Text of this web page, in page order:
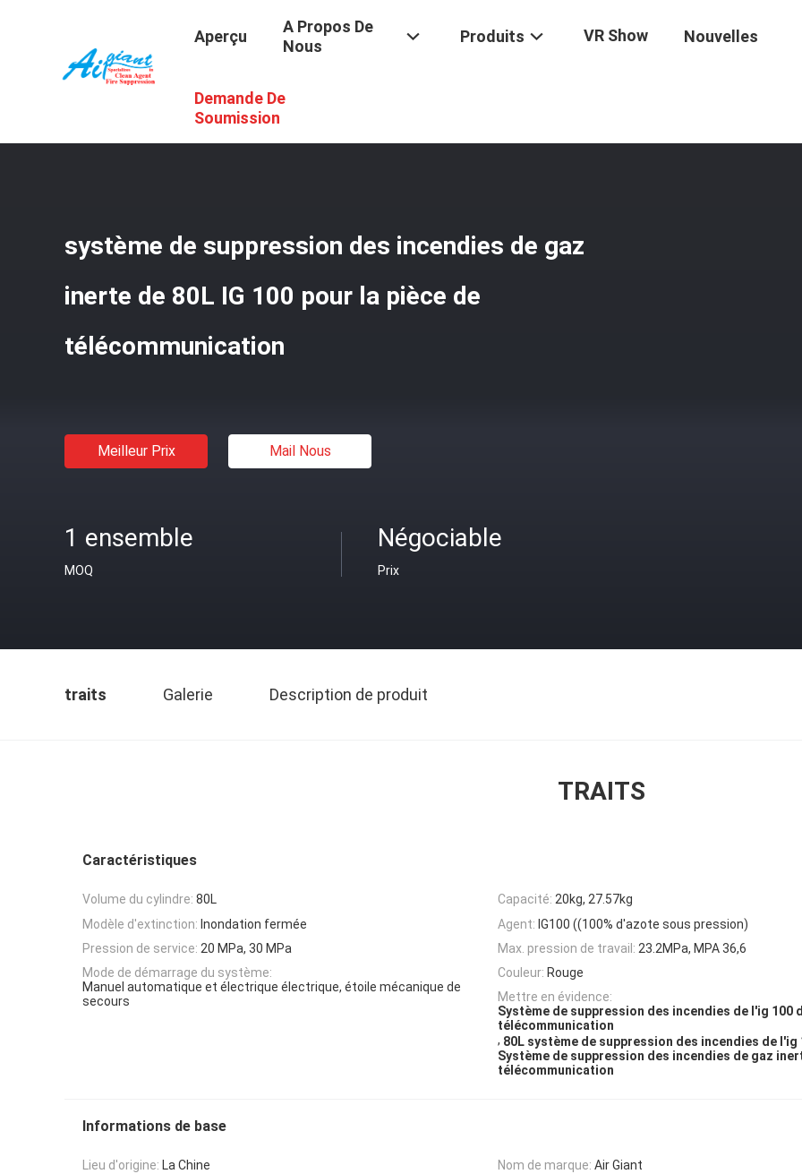
Aperçu
A Propos De
Nous
Produits VR Show Nouvelles
Demande De
Soumission
Système De Suppression Des Incendies De Gaz Inerte
système de suppression des incendies de gaz
inerte de 80L IG 100 pour la pièce de
télécommunication
Meilleur Prix Mail Nous
1 ensemble
MOQ
Négociable
Prix
traits Galerie Description de produit
TRAITS
Caractéristiques
Volume du cylindre: 80L Capacité: 20kg, 27.57kg
Modèle d'extinction: Inondation fermée Agent: IG100 ((100% d'azote sous pression)
Pression de service: 20 MPa, 30 MPa Max. pression de travail: 23.2MPa, MPA 36,6
Mode de démarrage du système:
Manuel automatique et électrique électrique, étoile mécanique de
secours
Couleur: Rouge
Mettre en évidence:
Système de suppression des incendies de l'ig 100
télécommunication
, 80L système de suppression des incendies de l'ig
Système de suppression des incendies de gaz
télécommunication
Informations de base
Lieu d'origine: La Chine Nom de marque: Air Giant